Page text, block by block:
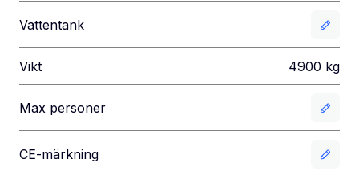
Vattentank
Vikt 4900 kg
Max personer
CE-märkning